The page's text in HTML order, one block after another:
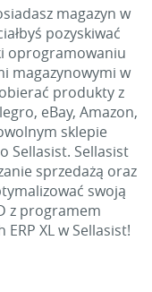
magazyn w
pozyskiwać
oprogramowaniu
magazynowymi w
produkty z
eBay, Amazon,
sklepie
Sellasist. Sellasist
sprzedażą oraz
swoją
z programem
XL w Sellasist!